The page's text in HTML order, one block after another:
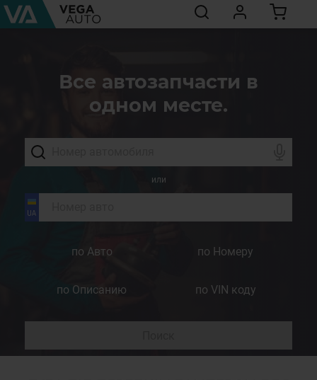
Все автозапчасти в
одном месте.
или
по Авто по Номеру
по Описанию по VIN коду